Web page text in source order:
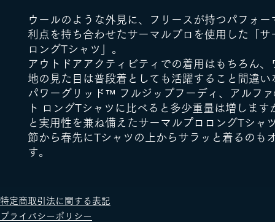
ウールのような外見に、フリースが持つパフォー
利点を持ち合わせたサーマルプロを使用した「サ
ロングTシャツ」。
アウトドアアクティビティでの着用はもちろん、
地の見た目は普段着としても活躍すること間違い
パワーグリッド™ フルジップフーディ、アルフ
ト ロングTシャツに比べると多少重量は増します
と実用性を兼ね備えたサーマルプロロングTシャ
節から春先にTシャツの上からサラッと着るのも
す。
​特定商取引法に関する表記
​プライバシーポリシー